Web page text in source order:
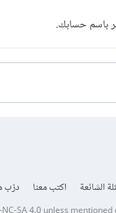
باسم حسابك.
الشائعة اكتب معنا درّب